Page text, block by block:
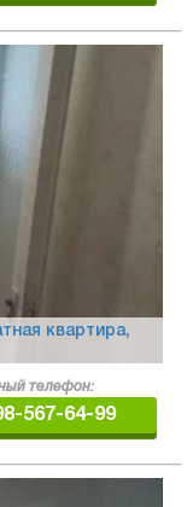
квартира,
телефон:
567-64-99